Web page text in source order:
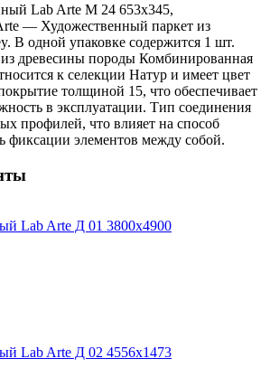
Lab Arte М 24 653х345,
— Художественный паркет из
В одной упаковке содержится 1 шт.
древесины породы Комбинированная
к селекции Натур и имеет цвет
толщиной 15, что обеспечивает
в эксплуатации. Тип соединения
профилей, что влияет на способ
фиксации элементов между собой.
Lab Arte Д 01 3800х4900
Lab Arte Д 02 4556x1473